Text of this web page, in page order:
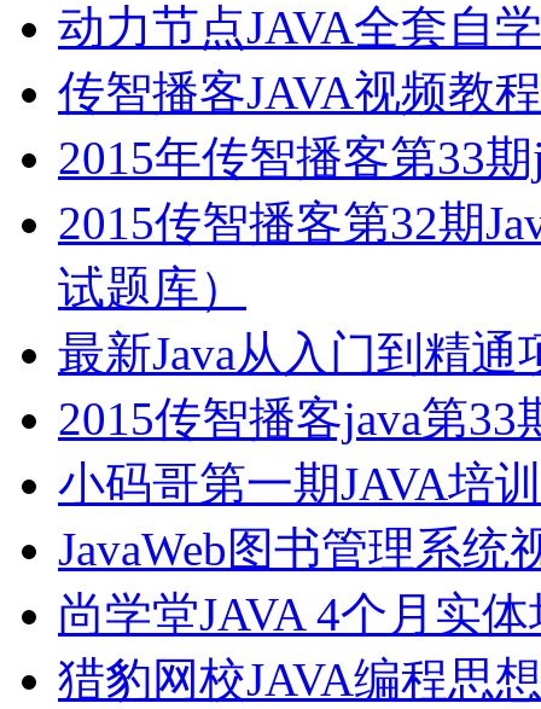
动力节点JAVA全套自
传智播客JAVA视频教
2015年传智播客第33
2015传智播客第32期
试题库）
最新Java从入门到精
2015传智播客java第
小码哥第一期JAVA培
JavaWeb图书管理系统
尚学堂JAVA 4个月实
猎豹网校JAVA编程思